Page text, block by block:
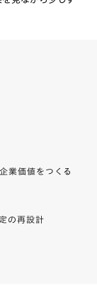
業価値をつくる
の再設計